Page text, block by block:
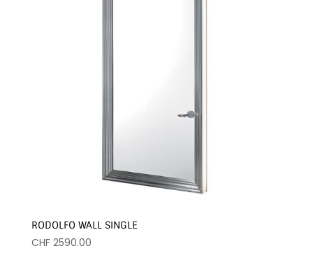
RODOLFO WALL SINGLE
CHF2590.00